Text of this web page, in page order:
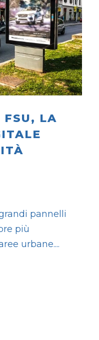
FSU, LA
pannelli
più
urbane.